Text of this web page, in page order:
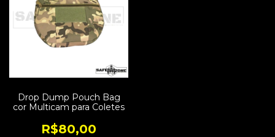
Drop Dump Pouch Bag
cor Multicam para Coletes
R$80,00